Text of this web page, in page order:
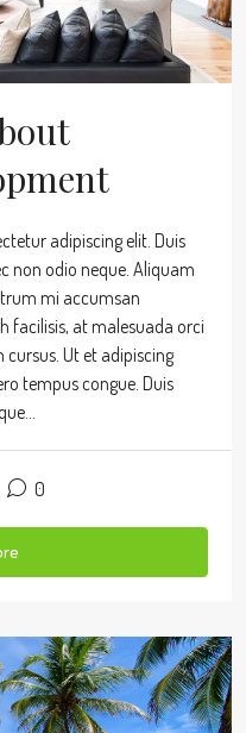
adipiscing elit. Duis
non odio neque. Aliquam
mi accumsan
facilisis, at malesuada orci
Ut et adipiscing
tempus congue. Duis
0